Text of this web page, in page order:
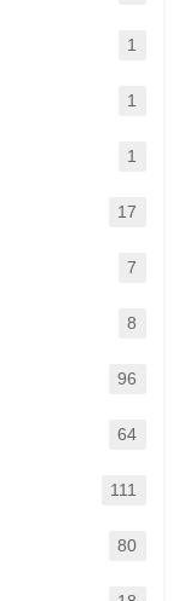
1
1
1
17
7
8
96
64
111
80